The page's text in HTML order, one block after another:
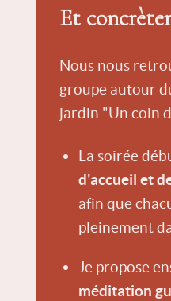
Et
Nous nous
groupe autour
jardin "Un coin
La soirée
d'accueil et
afin que
pleinement
Je propose
méditation